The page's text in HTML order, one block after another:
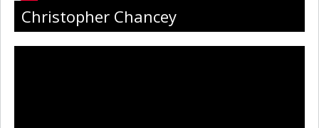
Christopher Chancey